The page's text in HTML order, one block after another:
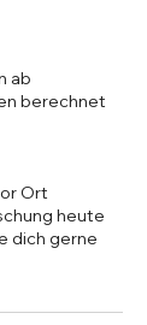
ab
berechnet
Ort
heute
dich gerne